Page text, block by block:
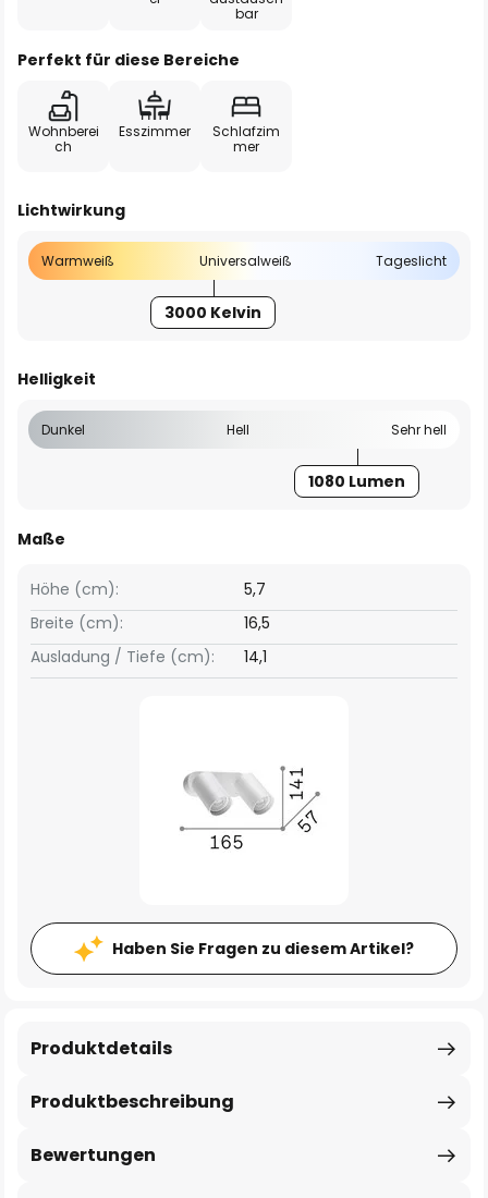
bar
Perfekt für diese Bereiche
Wohnberei
ch
Esszimmer
Schlafzim
mer
Lichtwirkung
Warmweiß Universalweiß Tageslicht
3000 Kelvin
Helligkeit
Dunkel Hell Sehr hell
1080 Lumen
Maße
Breite (cm): 16,5
Höhe (cm): 5,7
Ausladung / Tiefe (cm): 14,1
Haben Sie Fragen zu diesem Artikel?
Produktbeschreibung
Produktdetails
Bewertungen